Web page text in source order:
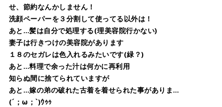
せ、節約なんかしません！
洗顔ペーパーを３分割して使ってる以外は！
あと…髪は自分で処理する(理美容院行かない)
妻子は行きつけの美容院があります
１８のセガレは色入れるみたいです(緑？)
あと…料理で余った汁は何かに再利用
知らぬ間に捨てられていますが
あと…嫁の弟の破れた古着を着せられた事がありま…
(´；ω；`)ｳｩｩ